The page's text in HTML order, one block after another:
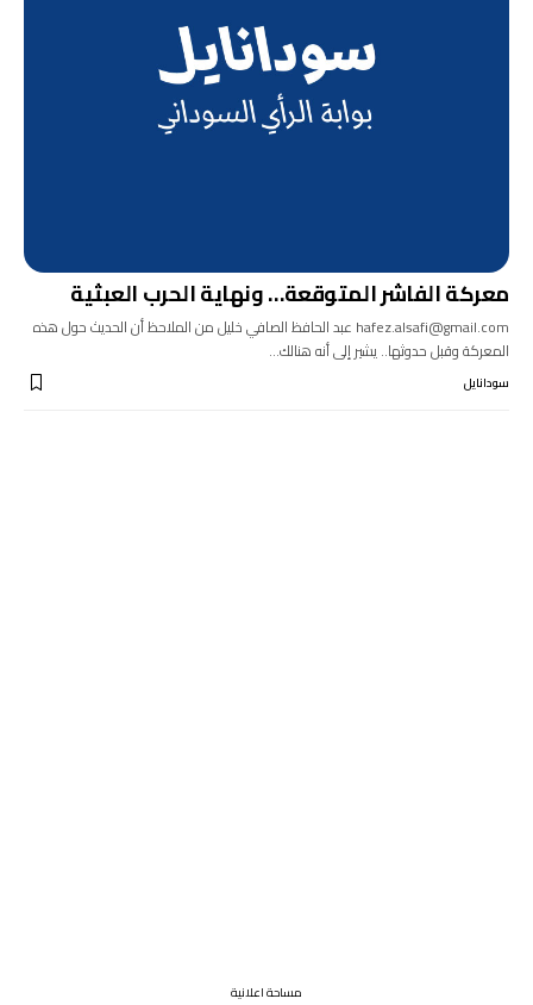
معركة الفاشر المتوقعة… ونهاية الحرب العبثية
hafez.alsafi@gmail.com عبد الحافظ الصافي خليل من الملاحظ أن الحديث حول هذه
المعركة وقبل حدوثها.. يشير إلى أنه هنالك…
سودانايل
مساحة اعلانية